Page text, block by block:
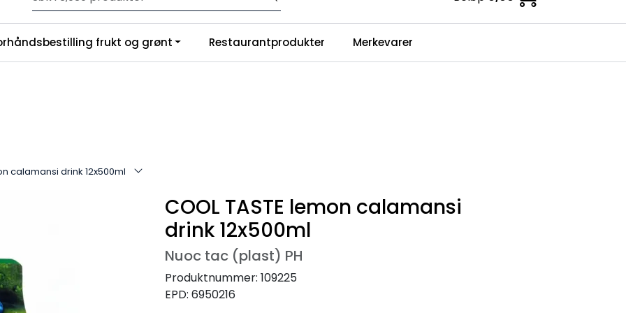
Velkommen til vår nye nettbutikk! Trykk her for å lese mer
| Om oss Infosenter
frukt og grønt Restaurantprodukter Merkevarer
calamansi drink 12x500ml
COOL TASTE lemon calamansi
drink 12x500ml
Nuoc tac (plast) PH
Produktnummer: 109225
EPD: 6950216